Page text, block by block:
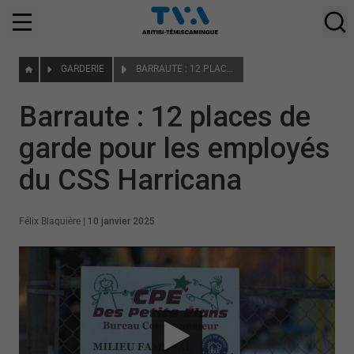
GARDERIE BARRAUTE : 12 PLACES DE GARDE POUR LES EMPLOYÉS DU CSS HARRICANA
Barraute : 12 places de
garde pour les employés
du CSS Harricana
Félix Blaquière 10 janvier 2025